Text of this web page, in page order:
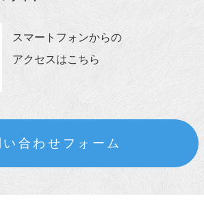
スマートフォンからの
アクセスはこちら
い合わせフォーム